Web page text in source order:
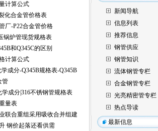
季即将到来
计算公式
化合金管价格表
厂-P22合金管价格
锅炉管现货规格表
和Q345C的区别
计算公式
成分-Q345B规格表-Q345B
管
学成分|316不锈钢管规格表
量表
联合重组采用吸收合并组建
钢价起落还看供需
新闻导航
信息列表
推荐信息
钢管供应
钢管知识
流体钢管专栏
合金钢管专栏
光亮精密管专栏
热点导读
最新信